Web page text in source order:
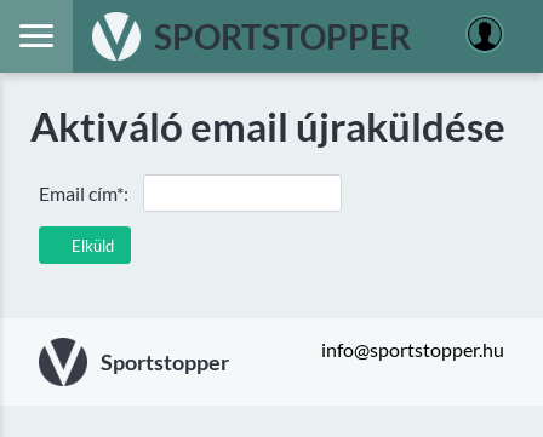
SPORTSTOPPER
Aktiváló email újraküldése
Elküld
Email cím*:
Sportstopper info@sportstopper.hu